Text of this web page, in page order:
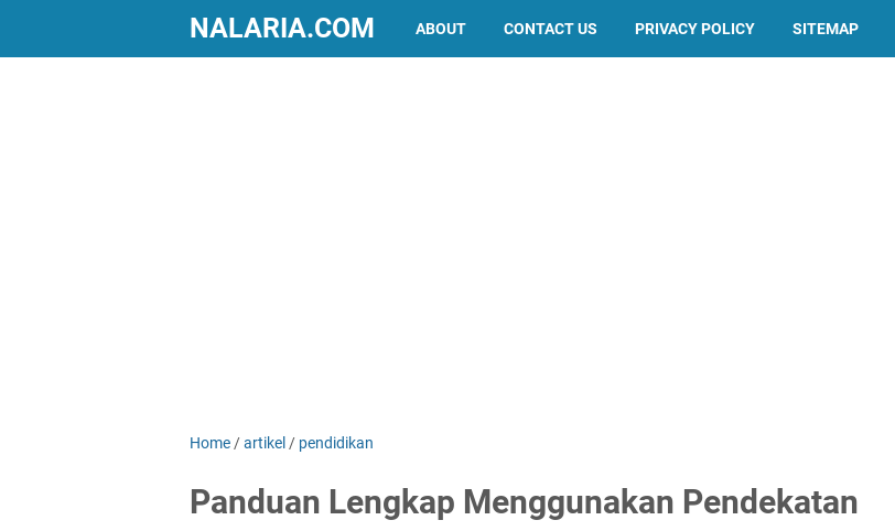
NALARIA.COM ABOUT CONTACT US PRIVACY POLICY SITEMAP
Home /artikel / pendidikan
Panduan Lengkap Menggunakan Pendekatan